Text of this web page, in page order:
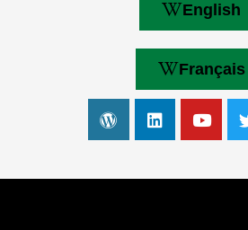
English
Français